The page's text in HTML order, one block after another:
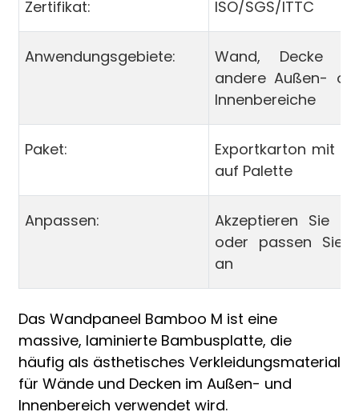
Zertifikat: ISO/SGS/ITTC
Anwendungsgebiete:
Wand, Decke
andere Außen-
Innenbereiche
Paket:
Exportkarton mit
auf Palette
Anpassen:
Akzeptieren Sie
oder passen Sie
an
Das Wandpaneel Bamboo M ist eine
massive, laminierte Bambusplatte, die
häufig als ästhetisches Verkleidungsmaterial
für Wände und Decken im Außen- und
Innenbereich verwendet wird.